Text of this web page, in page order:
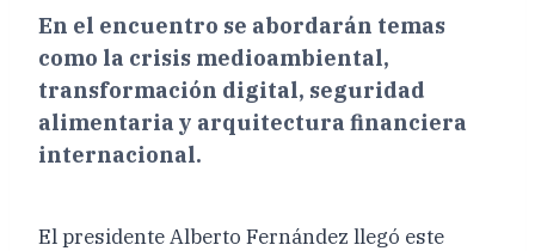
En el encuentro se abordarán temas
como la crisis medioambiental,
transformación digital, seguridad
alimentaria y arquitectura financiera
internacional.
El presidente Alberto Fernández llegó este